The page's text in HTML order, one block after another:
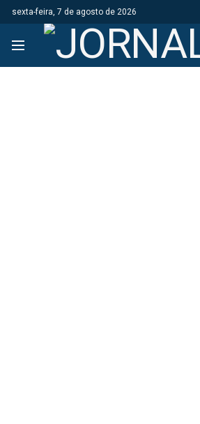
sexta-feira, 7 de agosto de 2026